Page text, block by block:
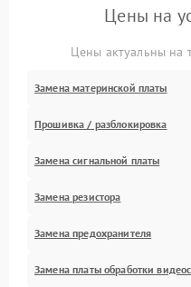
Цены на
Цены актуальны на
Замена материнской платы
Прошивка / разблокировка
Замена сигнальной платы
Замена резистора
Замена предохранителя
Замена платы обработки